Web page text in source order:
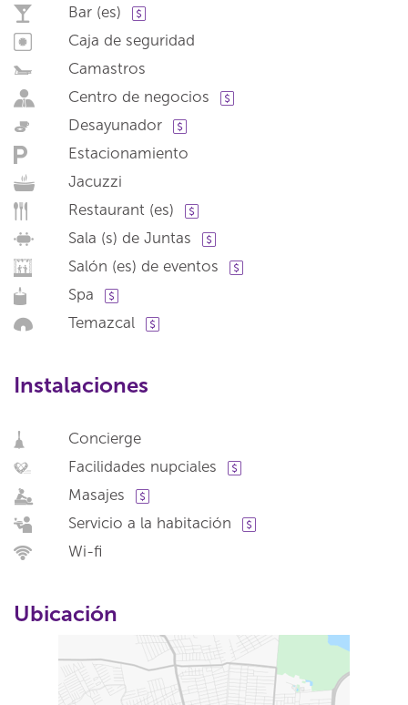
Bar (es)
Caja de seguridad
Camastros
Centro de negocios
Desayunador
Estacionamiento
Jacuzzi
Restaurant (es)
Sala (s) de Juntas
Salón (es) de eventos
Spa
Temazcal
Instalaciones
Concierge
Facilidades nupciales
Masajes
Servicio a la habitación
Wi-fi
Ubicación